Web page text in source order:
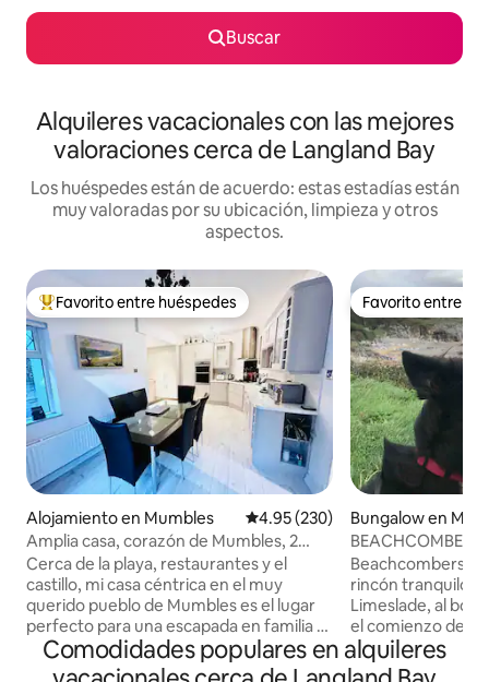
Buscar
Alquileres vacacionales con las mejores
valoraciones cerca de Langland Bay
Los huéspedes están de acuerdo: estas estadías están
muy valoradas por su ubicación, limpieza y otros
aspectos.
Favorito entre huéspedes preferido
Favorito entre huéspedes
Alojamiento en Mumbles Calificación promedio: 4.95 de
4.95 (230)
Amplia casa, corazón de Mumbles, 2
plazas de aparcamiento
Cerca de la playa, restaurantes y el
castillo, mi casa céntrica en el muy
querido pueblo de Mumbles es el lugar
perfecto para una escapada en familia o
en grupo. «Tŷ Glas» fue mi hogar
durante 12 años y ahora que me he
Favorito entre
Favorito entre
Bungalow en
perros cerca de la
Beachcombers
rincón tranquilo
Limeslade, al
el comienzo de la
un área de
20 minutos a pie
Comodidades populares en alquileres